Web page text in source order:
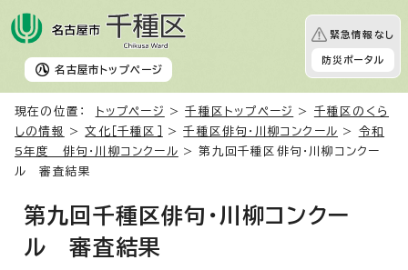
名古屋市 トップページ
緊急情報なし
防災ポータル
現在の位置： トップページ >千種区トップページ > 千種区のくら
しの情報
>文化［千種区］ >千種区俳句・川柳コンクール > 令和
5年度 俳句・川柳コンクール > 第九回千種区俳句・川柳コンクー
ル 審査結果
第九回千種区俳句・川柳コンクー
ル 審査結果